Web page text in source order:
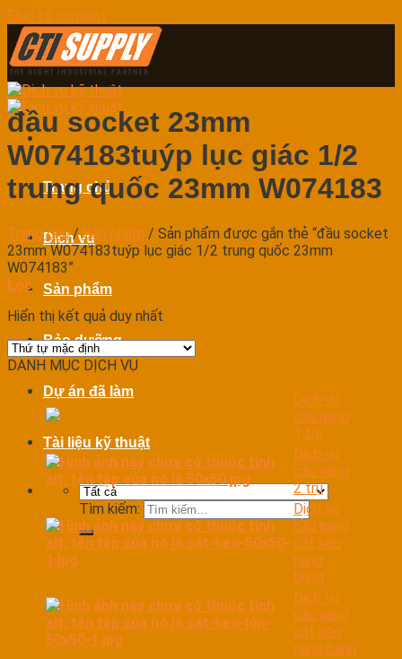
Skip to content
Trang chủ
Dịch vụ
Sản phẩm
Bảo dưỡng
Dự án đã làm
Tài liệu kỹ thuật
Tìm kiếm:
đầu socket 23mm
W074183tuýp lục giác 1/2
trung quốc 23mm W074183
Trang chủ / Sản phẩm / Sản phẩm được gắn thẻ “đầu socket
23mm W074183tuýp lục giác 1/2 trung quốc 23mm
W074183”
Lọc
Hiển thị kết quả duy nhất
DANH MỤC DỊCH VỤ
Dịch vụ
cầu nâng
1 trụ
Dịch vụ
cầu nâng
2 trụ
Dịch vụ
cầu nâng
cắt kéo
nâng
bụng
Dịch vụ
cầu nâng
cắt kéo
nâng bánh